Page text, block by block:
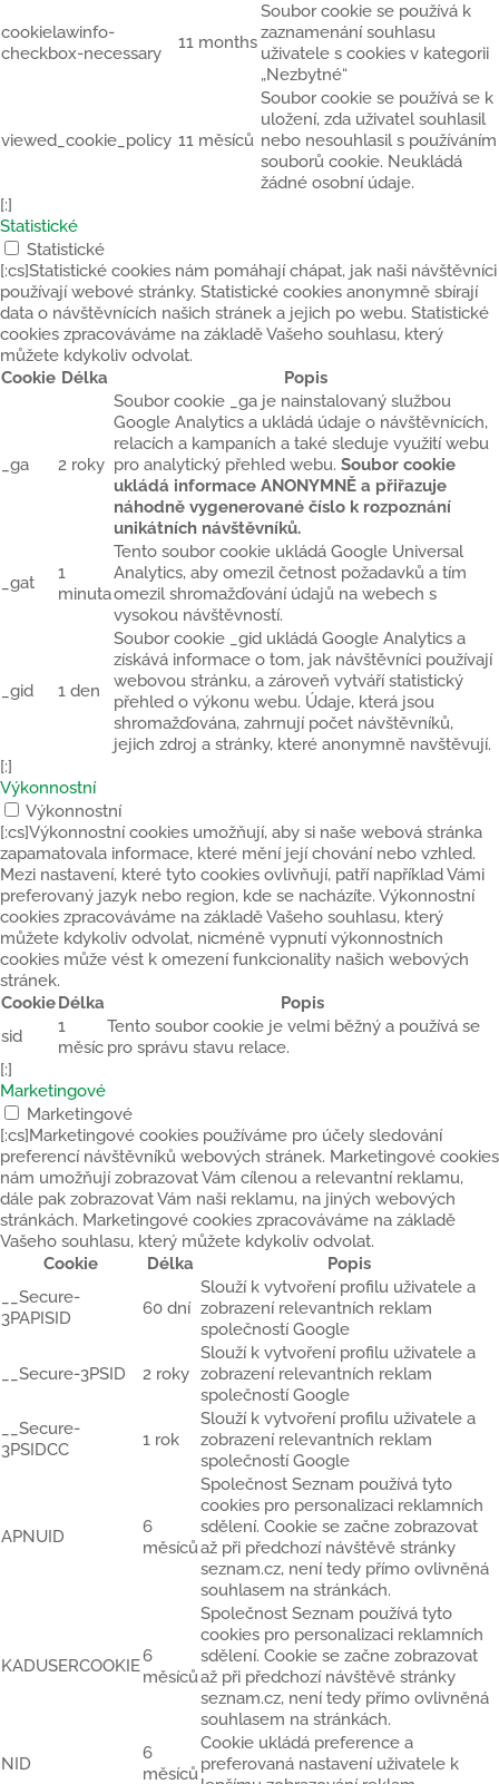
cookielawinfo-
checkbox-necessary
11 months
Soubor cookie se používá k
zaznamenání souhlasu
uživatele s cookies v kategorii
„Nezbytné“
viewed_cookie_policy 11 měsíců
Soubor cookie se používá se k
uložení, zda uživatel souhlasil
nebo nesouhlasil s používáním
souborů cookie. Neukládá
žádné osobní údaje.
[:]
Statistické
Statistické
[:cs]Statistické cookies nám pomáhají chápat, jak naši návštěvníci
používají webové stránky. Statistické cookies anonymně sbírají
data o návštěvnících našich stránek a jejich po webu. Statistické
cookies zpracováváme na základě Vašeho souhlasu, který
můžete kdykoliv odvolat.
Cookie Délka Popis
_ga 2 roky
Soubor cookie _ga je nainstalovaný službou
Google Analytics a ukládá údaje o návštěvnících,
relacích a kampaních a také sleduje využití webu
pro analytický přehled webu. Soubor cookie
ukládá informace ANONYMNĚ a přiřazuje
náhodně vygenerované číslo k rozpoznání
unikátních návštěvníků.
_gat
1
minuta
Tento soubor cookie ukládá Google Universal
Analytics, aby omezil četnost požadavků a tím
omezil shromažďování údajů na webech s
vysokou návštěvností.
_gid 1 den
Soubor cookie _gid ukládá Google Analytics a
získává informace o tom, jak návštěvníci používají
webovou stránku, a zároveň vytváří statistický
přehled o výkonu webu. Údaje, která jsou
shromažďována, zahrnují počet návštěvníků,
jejich zdroj a stránky, které anonymně navštěvují.
[:]
Výkonnostní
Výkonnostní
[:cs]Výkonnostní cookies umožňují, aby si naše webová stránka
zapamatovala informace, které mění její chování nebo vzhled.
Mezi nastavení, které tyto cookies ovlivňují, patří například Vámi
preferovaný jazyk nebo region, kde se nacházíte. Výkonnostní
cookies zpracováváme na základě Vašeho souhlasu, který
můžete kdykoliv odvolat, nicméně vypnutí výkonnostních
cookies může vést k omezení funkcionality našich webových
stránek.
Cookie Délka
Popis
sid
1
měsíc
Tento soubor cookie je velmi běžný a používá se
pro správu stavu relace.
[:]
Marketingové
Marketingové
[:cs]Marketingové cookies používáme pro účely sledování
preferencí návštěvníků webových stránek. Marketingové cookies
nám umožňují zobrazovat Vám cílenou a relevantní reklamu,
dále pak zobrazovat Vám naši reklamu, na jiných webových
stránkách. Marketingové cookies zpracováváme na základě
Vašeho souhlasu, který můžete kdykoliv odvolat.
Cookie
Délka
Popis
__Secure-
3PAPISID
60 dní
Slouží k vytvoření profilu uživatele a
zobrazení relevantních reklam
společností Google
__Secure-3PSID 2 roky
Slouží k vytvoření profilu uživatele a
zobrazení relevantních reklam
společností Google
__Secure-
3PSIDCC
1 rok
Slouží k vytvoření profilu uživatele a
zobrazení relevantních reklam
společností Google
APNUID
6
měsíců
Společnost Seznam používá tyto
cookies pro personalizaci reklamních
sdělení. Cookie se začne zobrazovat
až při předchozí návštěvě stránky
seznam.cz, není tedy přímo ovlivněná
souhlasem na stránkách.
KADUSERCOOKIE6
měsíců
Společnost Seznam používá tyto
cookies pro personalizaci reklamních
sdělení. Cookie se začne zobrazovat
až při předchozí návštěvě stránky
seznam.cz, není tedy přímo ovlivněná
souhlasem na stránkách.
NID
6
měsíců
Cookie ukládá preference a
preferovaná nastavení uživatele k